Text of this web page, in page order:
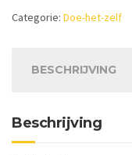
Categorie: Doe-het-zelf
BESCHRIJVING
Beschrijving